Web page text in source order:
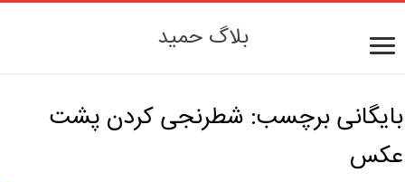
بلاگ حمید
بایگانی برچسب: شطرنجی کردن پشت
عکس